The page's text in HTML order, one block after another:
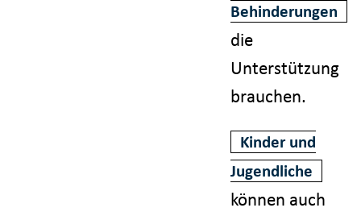
Behinderungen
die
Unterstützung
brauchen.
Kinder und
Jugendliche
können auch